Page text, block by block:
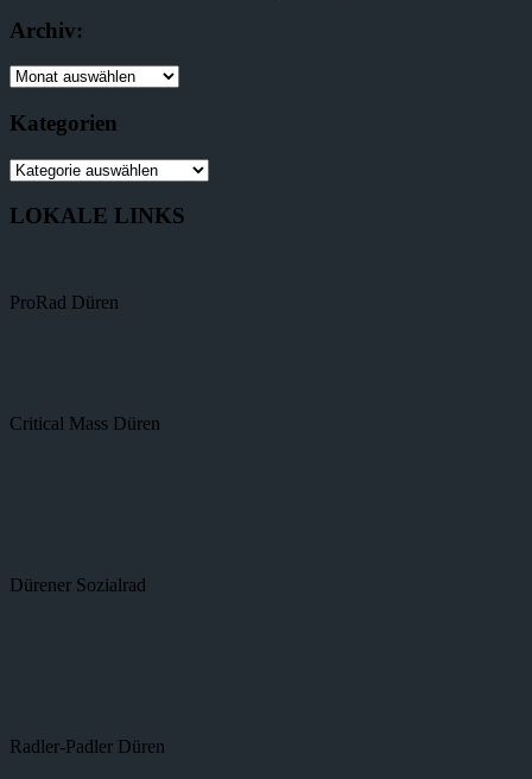
Archiv:
Kategorien
LOKALE LINKS
ProRad Düren
Critical Mass Düren
Dürener Sozialrad
Radler-Padler Düren